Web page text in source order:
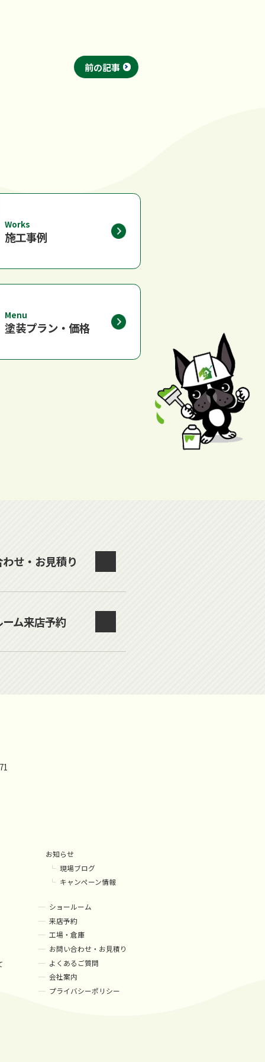
前の記事
Works
施工事例
Menu
塗装プラン・価格
せ・お見積り
ム来店予約
お知らせ
現場ブログ
キャンペーン情報
ショールーム
来店予約
工場・倉庫
お問い合わせ・お見積り
よくあるご質問
会社案内
プライバシーポリシー